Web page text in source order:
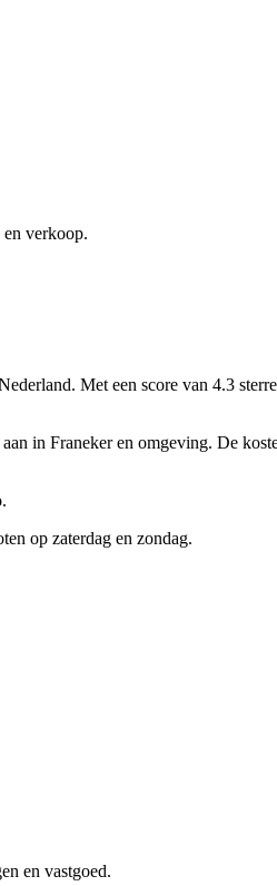
verkoop.
Met een score van 4.3
in Franeker en omgeving. De
op zaterdag en zondag.
en vastgoed.